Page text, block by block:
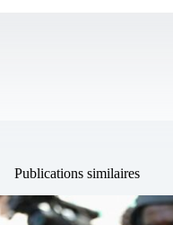
Publications similaires